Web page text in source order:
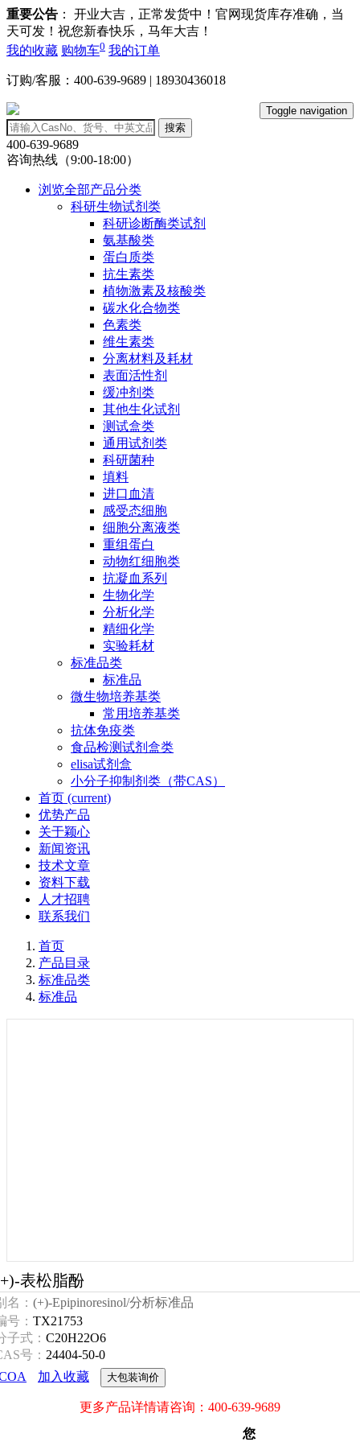
重要公告 ： 开业大吉，正常发货中！官网现货库存准确，当
天可发！祝您新春快乐，马年大吉！
我的收藏 购物车0 我的订单
订购/客服：400-639-9689 | 18930436018
Toggle navigation
搜索
400-639-9689
咨询热线（9:00-18:00）
浏览全部产品分类
科研生物试剂类
科研诊断酶类试剂
氨基酸类
蛋白质类
抗生素类
植物激素及核酸类
碳水化合物类
色素类
维生素类
分离材料及耗材
表面活性剂
缓冲剂类
其他生化试剂
测试盒类
通用试剂类
科研菌种
填料
进口血清
感受态细胞
细胞分离液类
重组蛋白
动物红细胞类
抗凝血系列
生物化学
分析化学
精细化学
实验耗材
标准品类
标准品
微生物培养基类
常用培养基类
抗体免疫类
食品检测试剂盒类
elisa试剂盒
小分子抑制剂类（带CAS）
首页 (current)
优势产品
关于颖心
新闻资讯
技术文章
资料下载
人才招聘
联系我们
首页
产品目录
标准品类
标准品
表松脂酚
名： (+)-Epipinoresinol/分析标准品
号： TX21753
子式： C20H22O6
号： 24404-50-0
加入收藏 大包装询价
更多产品详情请咨询：400-639-9689
您